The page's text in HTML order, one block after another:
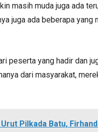
masih muda juga ada
juga ada beberapa yang
peserta yang hadir dan
dari masyarakat,
Pilkada Batu,